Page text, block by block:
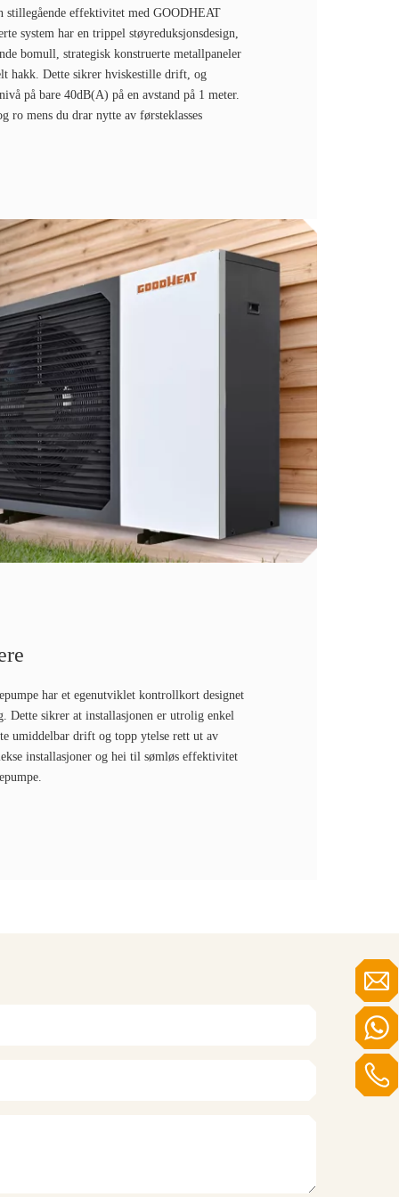
stillegående effektivitet med GOODHEAT
system har en trippel støyreduksjonsdesign,
bomull, strategisk konstruerte metallpaneler
hakk. Dette sikrer hviskestille drift, og
på bare 40dB(A) på en avstand på 1 meter.
ro mens du drar nytte av førsteklasses
har et egenutviklet kontrollkort designet
Dette sikrer at installasjonen er utrolig enkel
umiddelbar drift og topp ytelse rett ut av
installasjoner og hei til sømløs effektivitet